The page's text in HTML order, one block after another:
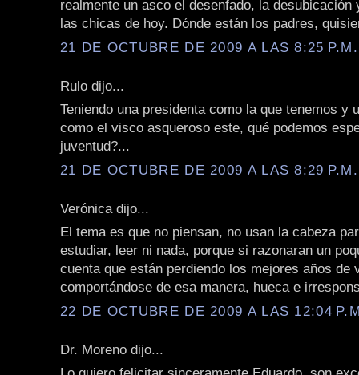
realmente un asco el desenfado, la desubicación
las chicas de hoy. Dónde están los padres,
21 DE OCTUBRE DE 2009 A LAS 8:25 P.M.
Rulo dijo...
Teniendo una presidenta como la que tenemos y
como el visco asqueroso este, qué podemos
juventud?...
21 DE OCTUBRE DE 2009 A LAS 8:29 P.M.
Verónica dijo...
El tema es que no piensan, no usan la cabeza
estudiar, leer ni nada, porque si razonaran un
cuenta que están perdiendo los mejores años de
comportándose de esa manera, hueca e
22 DE OCTUBRE DE 2009 A LAS 12:04
Dr. Moreno dijo...